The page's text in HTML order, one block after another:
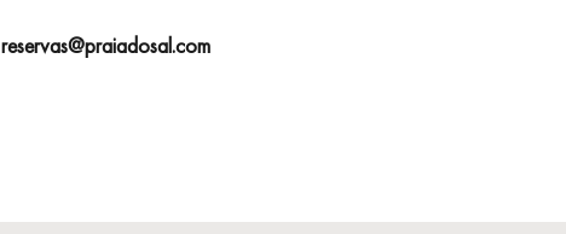
reservas@praiadosal.com